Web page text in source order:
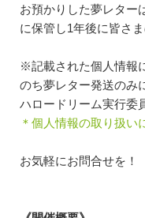
お預かりした夢レター
に保管し1年後に皆さ
※記載された個人情報
のち夢レター発送のみ
ハロードリーム実行委
＊個人情報の取り扱い
お気軽にお問合せを！